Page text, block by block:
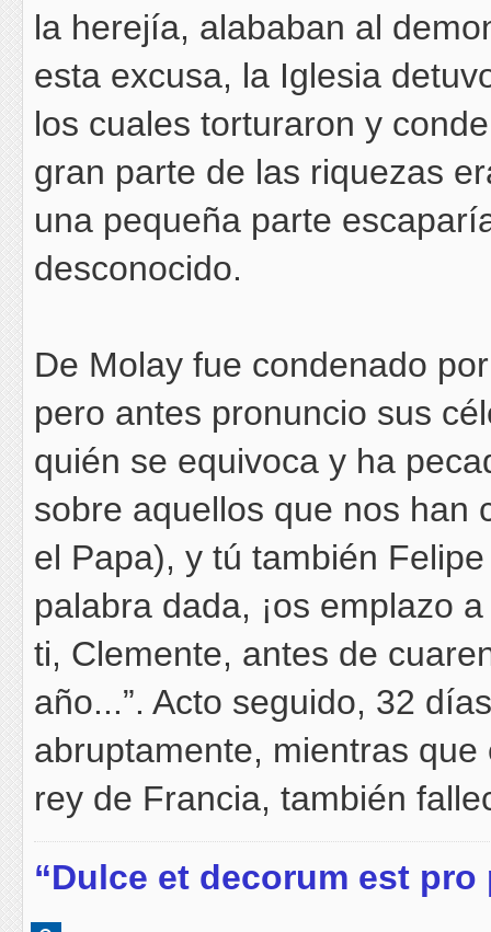
la herejía, alababan al
esta excusa, la Iglesia
los cuales torturaron y
gran parte de las riquezas
una pequeña parte
desconocido.
De Molay fue condenado
pero antes pronuncio sus
quién se equivoca y ha
sobre aquellos que nos han
el Papa), y tú también
palabra dada, ¡os emplazo
ti, Clemente, antes de
año...”. Acto seguido, 32
abruptamente, mientras
rey de Francia, también
“Dulce et decorum est pro